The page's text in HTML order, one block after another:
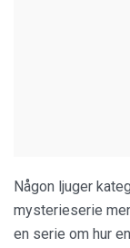
Någon ljuger
mysterieserie
en serie om hur